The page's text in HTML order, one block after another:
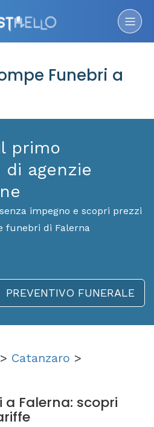
Funebri a
primo
agenzie
impegno e scopri prezzi
funebri di Falerna
PREVENTIVO FUNERALE
> Catanzaro >
a Falerna: scopri